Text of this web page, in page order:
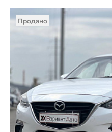
Продано